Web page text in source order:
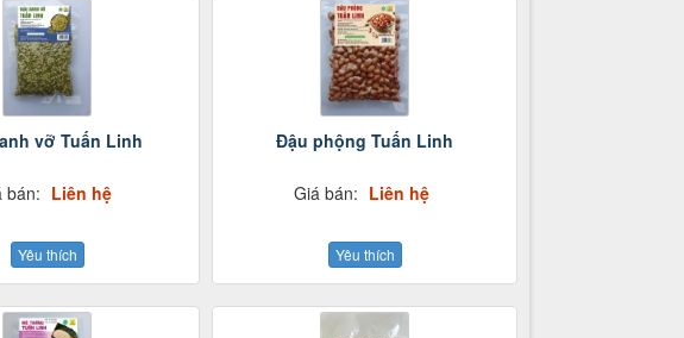
vỡ Tuấn Linh
bán: Liên hệ
Yêu thích
Đậu phộng Tuấn Linh
Giá bán: Liên hệ
Yêu thích